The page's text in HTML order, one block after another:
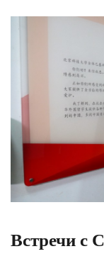
Встречи с